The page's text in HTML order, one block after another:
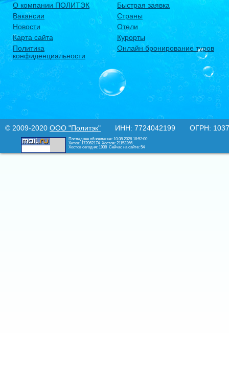
О компании ПОЛИТЭК
Вакансии
Новости
Карта сайта
Политика
конфиденциальности
Быстрая заявка
Страны
Отели
Курорты
Онлайн бронирование туров
© 2009-2020 ООО "Политэк" ИНН: 7724042199 ОГРН:
Последнее обновление: 10.08.2026 18:52:00
Хитов: 172062174 Хостов: 21153266
Хостов сегодня: 1938 Сейчас на сайте: 54